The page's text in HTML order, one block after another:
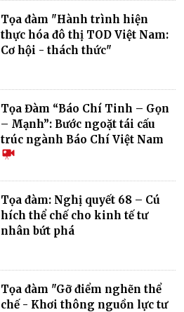
Tọa đàm "Hành trình hiện
thực hóa đô thị TOD Việt Nam:
Cơ hội - thách thức"
Tọa Đàm “Báo Chí Tinh – Gọn
– Mạnh”: Bước ngoặt tái cấu
trúc ngành Báo Chí Việt Nam
Tọa đàm: Nghị quyết 68 – Cú
hích thể chế cho kinh tế tư
nhân bứt phá
Tọa đàm "Gỡ điểm nghẽn thể
chế - Khơi thông nguồn lực tư